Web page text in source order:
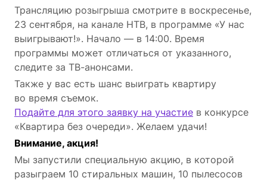
Трансляцию розыгрыша смотрите в воскресенье,
23 сентября, на канале НТВ, в программе «У нас
выигрывают!». Начало — в 14:00. Время
программы может отличаться от указанного,
следите за ТВ-анонсами.
Также у вас есть шанс выиграть квартиру
во время съемок.
Подайте для этого заявку на участие в конкурсе
«Квартира без очереди». Желаем удачи!
Внимание, акция!
Мы запустили специальную акцию, в которой
разыграем 10 стиральных машин, 10 пылесосов